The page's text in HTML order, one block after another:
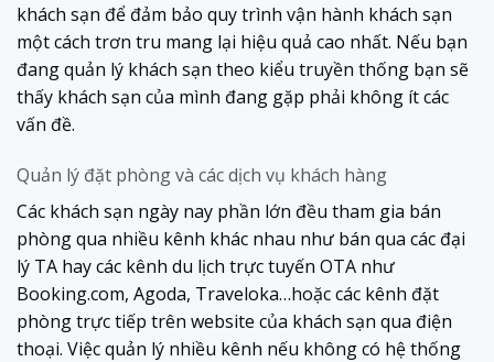
khách sạn để đảm bảo quy trình vận hành khách sạn
một cách trơn tru mang lại hiệu quả cao nhất. Nếu bạn
đang quản lý khách sạn theo kiểu truyền thống bạn sẽ
thấy khách sạn của mình đang gặp phải không ít các
vấn đề.
Quản lý đặt phòng và các dịch vụ khách hàng
Các khách sạn ngày nay phần lớn đều tham gia bán
phòng qua nhiều kênh khác nhau như bán qua các đại
lý TA hay các kênh du lịch trực tuyến OTA như
Booking.com, Agoda, Traveloka…hoặc các kênh đặt
phòng trực tiếp trên website của khách sạn qua điện
thoại. Việc quản lý nhiều kênh nếu không có hệ thống